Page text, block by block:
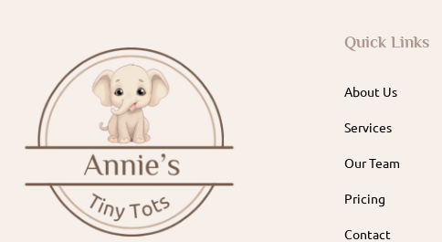
Quick Links
About Us
Services
Our Team
Pricing
Contact